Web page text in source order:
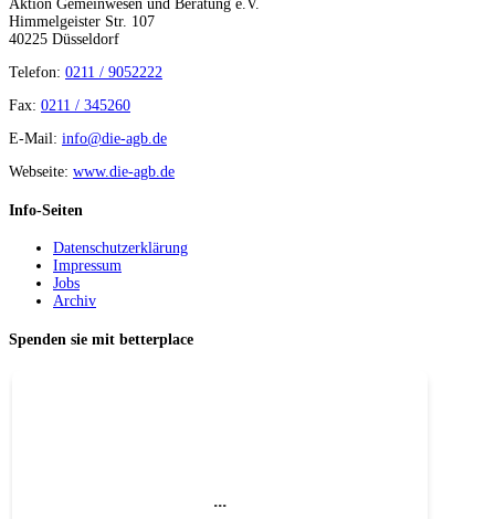
Aktion Gemeinwesen und Beratung e.V.
Himmelgeister Str. 107
40225 Düsseldorf
Telefon: 0211 / 9052222
Fax: 0211 / 345260
E-Mail: info@die-agb.de
Webseite: www.die-agb.de
Info-Seiten
Datenschutzerklärung
Impressum
Jobs
Archiv
Spenden sie mit betterplace